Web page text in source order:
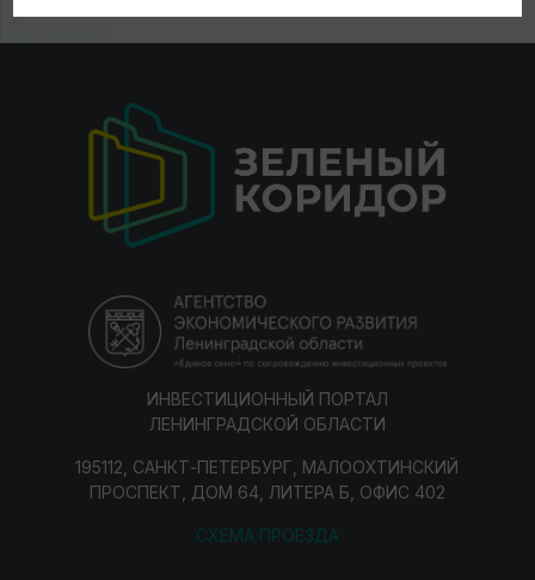
ИНВЕСТИЦИОННЫЙ ПОРТАЛ
ЛЕНИНГРАДСКОЙ ОБЛАСТИ
195112, САНКТ-ПЕТЕРБУРГ, МАЛООХТИНСКИЙ
ПРОСПЕКТ, ДОМ 64, ЛИТЕРА Б, ОФИС 402
СХЕМА ПРОЕЗДА